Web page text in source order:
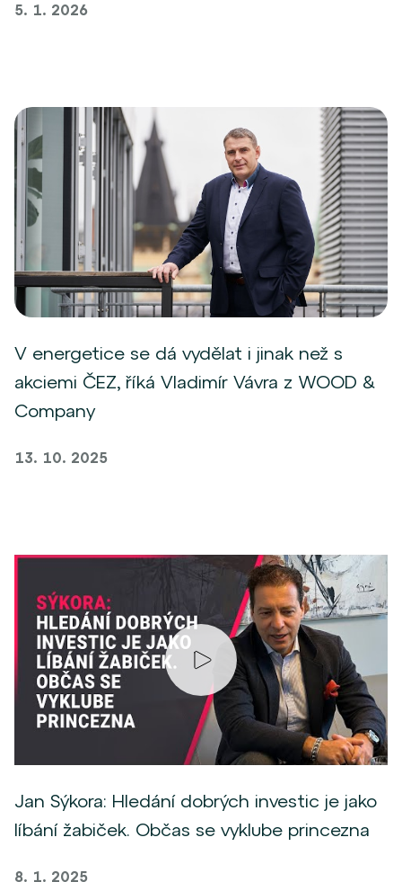
5. 1. 2026
V energetice se dá vydělat i jinak než s
akciemi ČEZ, říká Vladimír Vávra z WOOD &
Company
13. 10. 2025
Jan Sýkora: Hledání dobrých investic je jako
líbání žabiček. Občas se vyklube princezna
8. 1. 2025